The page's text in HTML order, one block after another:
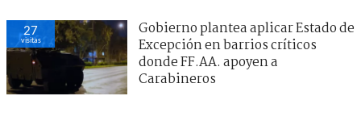
27
visitas
Gobierno plantea aplicar Estado de
Excepción en barrios críticos
donde FF.AA. apoyen a
Carabineros